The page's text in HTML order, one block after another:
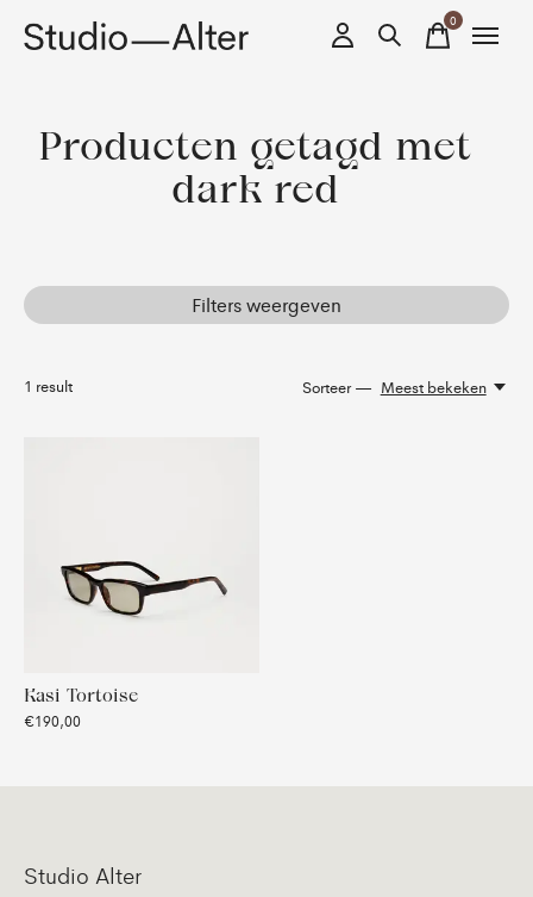
0items
Producten getagd met
dark red
Filters weergeven
1 result Sorteer — Meest bekeken
Kasi Tortoise
€190,00
Studio Alter